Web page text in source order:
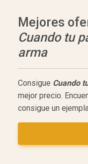
Mejores
Cuando tu
arma
Consigue Cuando
mejor precio.
consigue un